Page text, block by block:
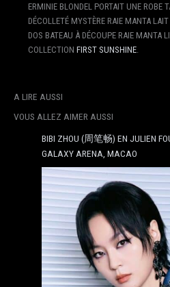
ERMINIE BLONDEL PORTAIT UNE ROBE
DÉCOLLETÉ MYSTÈRE RAIE MANTA
DOS BATEAU À DÉCOUPE RAIE MANTA
COLLECTION FIRST SUNSHINE.
A LIRE AUSSI
VOUS ALLEZ AIMER AUSSI
BIBI ZHOU (周笔畅) EN JULIEN
GALAXY ARENA, MACAO